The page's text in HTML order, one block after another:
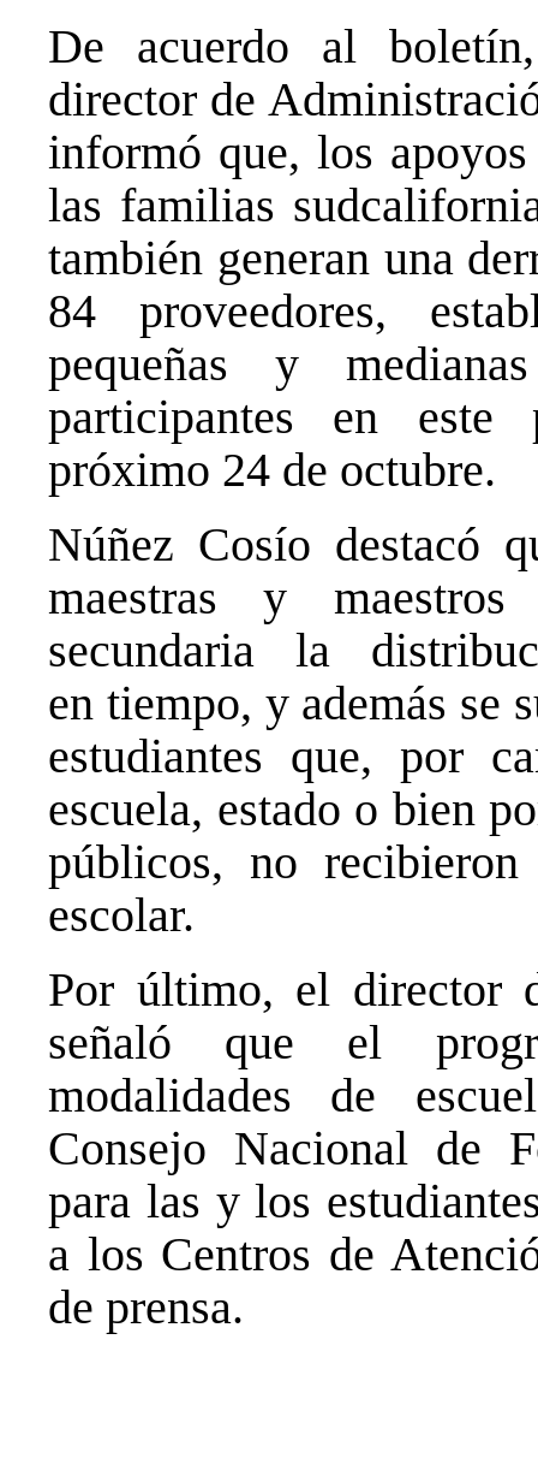
De acuerdo al
director de
informó que, los
las familias
también generan una
84 proveedores,
pequeñas y
participantes en este
próximo 24 de octubre.
Núñez Cosío destacó
maestras y
secundaria la
en tiempo, y además se
estudiantes que, por
escuela, estado o bien
públicos, no
escolar.
Por último, el director
señaló que el
modalidades de
Consejo Nacional de
para las y los
a los Centros de
de prensa.